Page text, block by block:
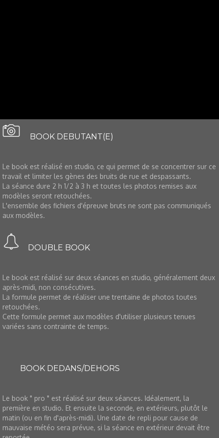
BOOK DEBUTANT(E)
Le book est réalisé en studio, ce qui permet de se concentrer sur ce
travail et limiter les gènes des bruits de rue et despassants.
La séance dure 2 h 1/2 à 3 h et toutes les photos remises aux
modèles seront retouchées.
L'ensemble des fichiers d'épreuve bruts ne sont pas communiqués
aux modèles.
DOUBLE BOOK
Le book est réalisé sur deux séances en studio, généralement deux
après-midi, non consécutives.
La formule permet de réaliser une trentaine de photos toutes
retouchées.
Cette formule permet aux modèles d'utiliser plusieurs tenues
variées sans contrainte de temps.
BOOK DEDANS/DEHORS
Le book " pro " est réalisé sur deux séances. Idéalement, la
première en studio. Et ensuite la seconde, en extérieurs, plutôt le
matin (ou en fin d'après-midi). Une date de repli pour cause de
mauvaise météo sera prévue, si la séance en extérieur devait être